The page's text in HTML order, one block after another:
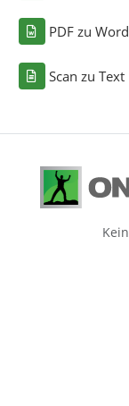
PDF zu Word
Scan zu Text